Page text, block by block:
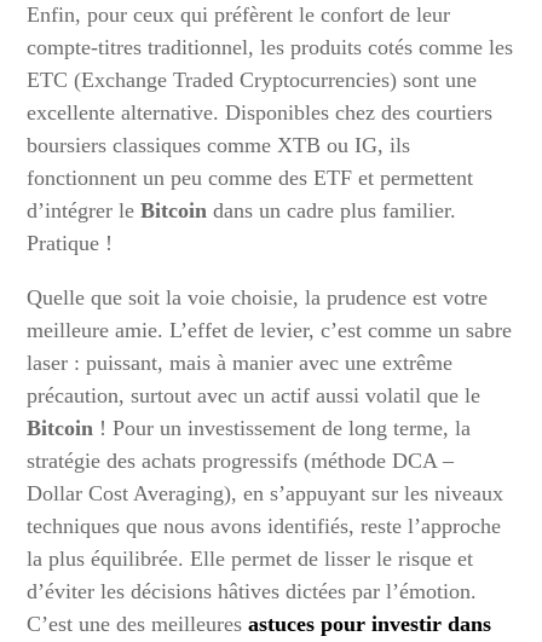
Enfin, pour ceux qui préfèrent le confort de leur
compte-titres traditionnel, les produits cotés comme les
ETC (Exchange Traded Cryptocurrencies) sont une
excellente alternative. Disponibles chez des courtiers
boursiers classiques comme XTB ou IG, ils
fonctionnent un peu comme des ETF et permettent
d’intégrer leBitcoin dans un cadre plus familier.
Pratique !
Quelle que soit la voie choisie, la prudence est votre
meilleure amie. L’effet de levier, c’est comme un sabre
laser : puissant, mais à manier avec une extrême
précaution, surtout avec un actif aussi volatil que le
Bitcoin ! Pour un investissement de long terme, la
stratégie des achats progressifs (méthode DCA –
Dollar Cost Averaging), en s’appuyant sur les niveaux
techniques que nous avons identifiés, reste l’approche
la plus équilibrée. Elle permet de lisser le risque et
d’éviter les décisions hâtives dictées par l’émotion.
C’est une des meilleuresastuces pour investir dans